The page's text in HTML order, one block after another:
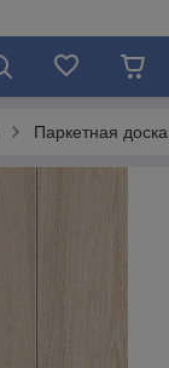
Паркетная